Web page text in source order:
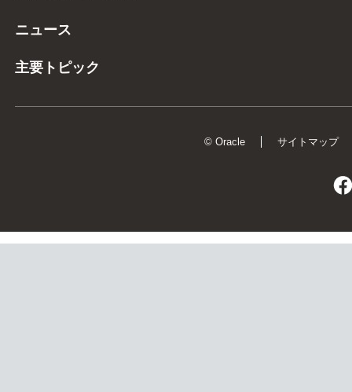
ニュース
主要トピック
© Oracle サイトマップ